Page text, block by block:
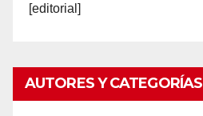
[editorial]
AUTORES Y CATEGORÍAS